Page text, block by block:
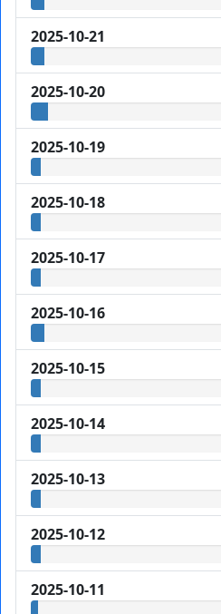
2025-10-21
2025-10-20
2025-10-19
2025-10-18
2025-10-17
2025-10-16
2025-10-15
2025-10-14
2025-10-13
2025-10-12
2025-10-11